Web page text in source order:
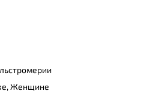
Женщине